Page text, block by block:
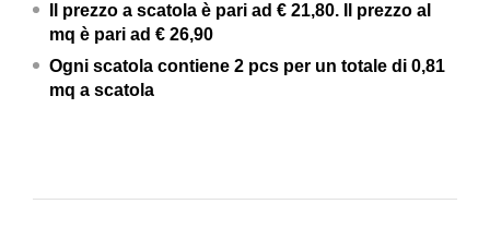
Il prezzo a scatola è pari ad € 21,80. Il prezzo al
mq è pari ad € 26,90
Ogni scatola contiene 2 pcs per un totale di 0,81
mq a scatola